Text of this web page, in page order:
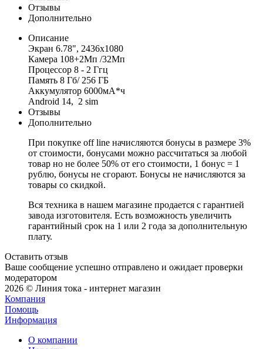
Отзывы
Дополнительно
Описание
Экран 6.78", 2436x1080
Камера 108+2Мп /32Мп
Процессор 8 - 2 Ггц
Память 8 Гб/ 256 ГБ
Аккумулятор 6000мА*ч
Android 14, 2 sim
Отзывы
Дополнительно
При покупке off line начисляются бонусы в размере 3%
от стоимости, бонусами можно рассчитаться за любой
товар но не более 50% от его стоимости, 1 бонус = 1
рублю, бонусы не сгорают. Бонусы не начисляются за
товары со скидкой.
Вся техника в нашем магазине продается с гарантией
завода изготовителя. Есть возможность увеличить
гарантийный срок на 1 или 2 года за дополнительную
плату.
Оставить отзыв
Ваше сообщение успешно отправлено и ожидает проверки
модератором
2026 © Линия тока - интернет магазин
Компания
Помощь
Информация
О компании